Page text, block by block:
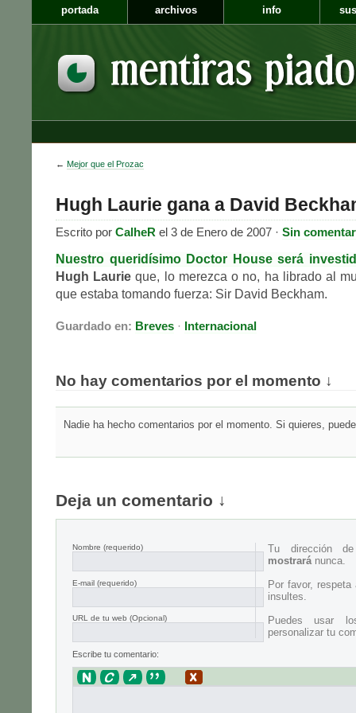
portada archivos info
← Mejor que el Prozac
Hugh Laurie gana a David
Escrito por CalheR el 3 de Enero de 2007 · Sin
Nuestro queridísimo Doctor House será
Hugh Laurie que, lo merezca o no, ha librado al
que estaba tomando fuerza: Sir David Beckham.
Guardado en: Breves · Internacional
No hay comentarios por el momento ↓
Nadie ha hecho comentarios por el momento. Si quieres,
Deja un comentario ↓
Nombre (requerido)
E-mail (requerido)
URL de tu web (Opcional)
Tu dirección
mostraránunca.
Por favor,
insultes.
Puedes usar
personalizar tu
Escribe tu comentario: